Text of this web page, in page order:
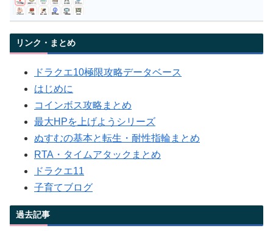
リンク・まとめ
ドラクエ10極限攻略データベース
はじめに
コインボス攻略まとめ
最大HPを上げようシリーズ
ぬすむの基本と転生・耐性指輪まとめ
RTA・タイムアタックまとめ
ドラクエ11
子育てブログ
過去記事